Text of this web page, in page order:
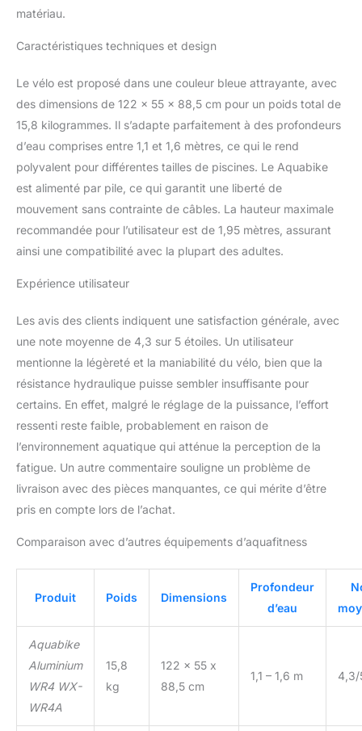
produits, n'hésitez pas à nous contacter
matériau.
Caractéristiques techniques et design
Le vélo est proposé dans une couleur bleue attrayante, avec
des dimensions de 122 x 55 x 88,5 cm pour un poids total de
15,8 kilogrammes. Il s’adapte parfaitement à des profondeurs
d’eau comprises entre 1,1 et 1,6 mètres, ce qui le rend
polyvalent pour différentes tailles de piscines. Le Aquabike
est alimenté par pile, ce qui garantit une liberté de
mouvement sans contrainte de câbles. La hauteur maximale
recommandée pour l’utilisateur est de 1,95 mètres, assurant
ainsi une compatibilité avec la plupart des adultes.
Expérience utilisateur
Les avis des clients indiquent une satisfaction générale, avec
une note moyenne de 4,3 sur 5 étoiles. Un utilisateur
mentionne la légèreté et la maniabilité du vélo, bien que la
résistance hydraulique puisse sembler insuffisante pour
certains. En effet, malgré le réglage de la puissance, l’effort
ressenti reste faible, probablement en raison de
l’environnement aquatique qui atténue la perception de la
fatigue. Un autre commentaire souligne un problème de
livraison avec des pièces manquantes, ce qui mérite d’être
pris en compte lors de l’achat.
Comparaison avec d’autres équipements d’aquafitness
Produit Poids Dimensions
Profondeur
d’eau
Aquabike
Aluminium
WR4 WX-
WR4A
15,8
kg
122 x 55 x
88,5 cm
1,1 – 1,6 m 4,3/